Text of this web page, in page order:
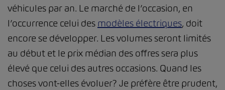
véhicules par an. Le marché de l’occasion, en
l’occurrence celui des modèles électriques, doit
encore se développer. Les volumes seront limités
au début et le prix médian des offres sera plus
élevé que celui des autres occasions. Quand les
choses vont-elles évoluer? Je préfère être prudent,